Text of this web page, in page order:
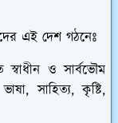
এই দেশ গঠনেঃ
ও সার্বভৌম
সাহিত্য, কৃষ্টি,